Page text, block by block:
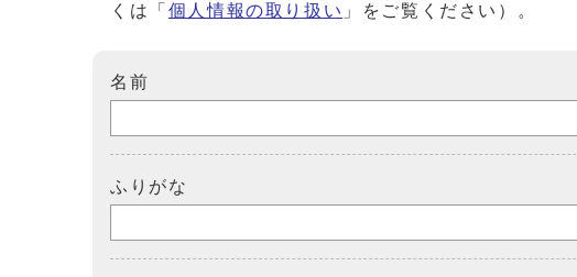
くは「 個人情報の取り扱い 」をご覧ください）。
名前
ふりがな